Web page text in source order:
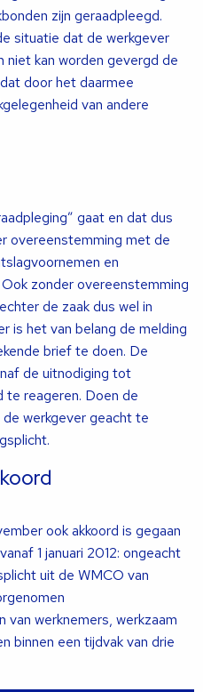
zijn geraadpleegd.
situatie dat de werkgever
niet kan worden gevergd de
door het daarmee
van andere
gaat en dat dus
overeenstemming met de
en
zonder overeenstemming
de zaak dus wel in
is het van belang de melding
brief te doen. De
de uitnodiging tot
te reageren. Doen de
werkgever geacht te
ook akkoord is gegaan
1 januari 2012: ongeacht
uit de WMCO van
werknemers, werkzaam
binnen een tijdvak van drie